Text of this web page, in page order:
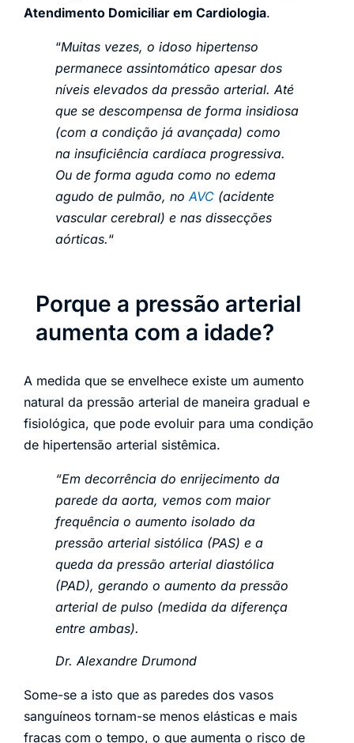
Atendimento Domiciliar em Cardiologia.
“Muitas vezes, o idoso hipertenso
permanece assintomático apesar dos
níveis elevados da pressão arterial. Até
que se descompensa de forma insidiosa
(com a condição já avançada) como
na insuficiência cardíaca progressiva.
Ou de forma aguda como no edema
agudo de pulmão, no AVC (acidente
vascular cerebral) e nas dissecções
aórticas.“
Porque a pressão arterial
aumenta com a idade?
A medida que se envelhece existe um aumento
natural da pressão arterial de maneira gradual e
fisiológica, que pode evoluir para uma condição
de hipertensão arterial sistêmica.
“Em decorrência do enrijecimento da
parede da aorta, vemos com maior
frequência o aumento isolado da
pressão arterial sistólica (PAS) e a
queda da pressão arterial diastólica
(PAD), gerando o aumento da pressão
arterial de pulso (medida da diferença
entre ambas).
Dr. Alexandre Drumond
Some-se a isto que as paredes dos vasos
sanguíneos tornam-se menos elásticas e mais
fracas com o tempo, o que aumenta o risco de